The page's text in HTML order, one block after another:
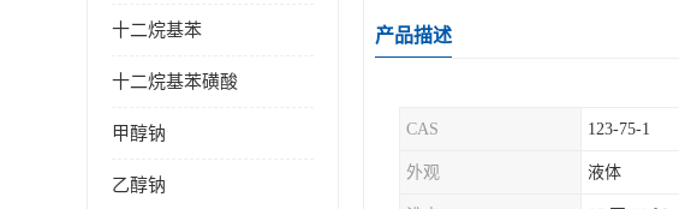
十二烷基苯
十二烷基苯磺酸
甲醇钠
乙醇钠
产品描述
CAS 123-75-1
外观 液体